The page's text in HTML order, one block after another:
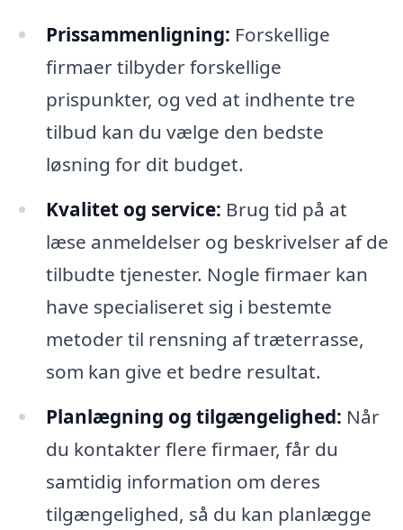
Prissammenligning: Forskellige
firmaer tilbyder forskellige
prispunkter, og ved at indhente tre
tilbud kan du vælge den bedste
løsning for dit budget.
Kvalitet og service: Brug tid på at
læse anmeldelser og beskrivelser af de
tilbudte tjenester. Nogle firmaer kan
have specialiseret sig i bestemte
metoder til rensning af træterrasse,
som kan give et bedre resultat.
Planlægning og tilgængelighed: Når
du kontakter flere firmaer, får du
samtidig information om deres
tilgængelighed, så du kan planlægge